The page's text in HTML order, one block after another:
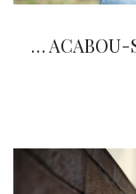
… ACABOU-